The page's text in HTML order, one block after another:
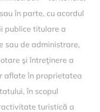
în parte, cu acordul
publice titulare a
sau de administrare,
şi întreţinere a
aflate în proprietatea
în scopul
turistică a